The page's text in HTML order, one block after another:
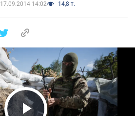
17.09.2014 14:02 14,8 т.